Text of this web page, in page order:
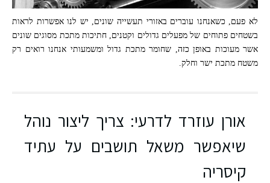
לא פעם, כשאנחנו עוברים באזורי תעשייה שונים, יש לנו אפשרות לראות
בשטחים פתוחים של מפעלים גדולים וקטנים, חתיכות מתכת מסוגים שונים
אשר מעוכות באופן כזה, שחומר מתכת גדול ומשמעותי אנחנו רואים רק
משטח מתכת ישר וחלק.
אורן עוזרד לדרעי: צריך ליצור נוהל
שיאפשר משאל תושבים על עתיד
קיסריה